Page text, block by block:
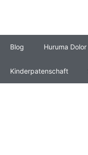
Blog Huruma Dolor
Kinderpatenschaft